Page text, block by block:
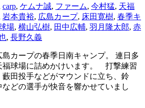
carp, ケムナ誠, ファーム, 今村猛, 天福
岩本貴裕, 広島カープ, 床田寛樹, 春季キ
場, 横山弘樹, 田中広輔, 羽月隆太郎, 赤
, 長野久義
カープの春季日南キャンプ。 連日多
福球場に詰めかけいます。 打撃練習
藪田投手などがマウンドに立ち、鈴
どの選手が快音を響かせていまし